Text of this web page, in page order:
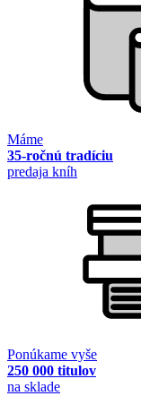
Máme
35-ročnú tradíciu
predaja kníh
Ponúkame vyše
250 000 titulov
na sklade